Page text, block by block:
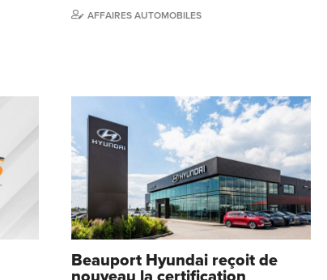
AFFAIRES AUTOMOBILES
Beauport Hyundai reçoit de